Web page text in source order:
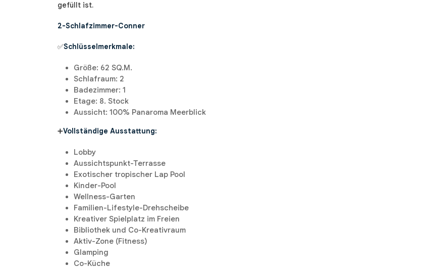
gefüllt ist.
2-Schlafzimmer-Conner
✅Schlüsselmerkmale:
Größe: 62 SQ.M.
Schlafraum: 2
Badezimmer: 1
Etage: 8. Stock
Aussicht: 100% Panaroma Meerblick
➕Vollständige Ausstattung:
Lobby
Aussichtspunkt-Terrasse
Exotischer tropischer Lap Pool
Kinder-Pool
Wellness-Garten
Familien-Lifestyle-Drehscheibe
Kreativer Spielplatz im Freien
Bibliothek und Co-Kreativraum
Aktiv-Zone (Fitness)
Glamping
Co-Küche